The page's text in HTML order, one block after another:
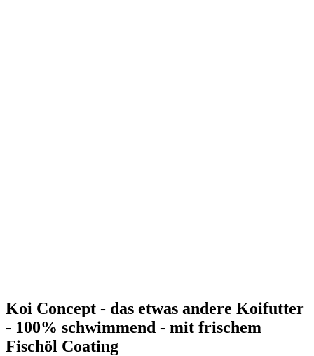
Koi Concept - das etwas andere Koifutter
- 100% schwimmend - mit frischem
Fischöl Coating